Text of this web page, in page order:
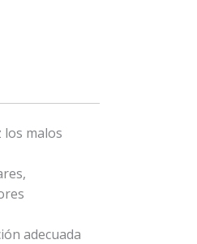
los malos
adecuada